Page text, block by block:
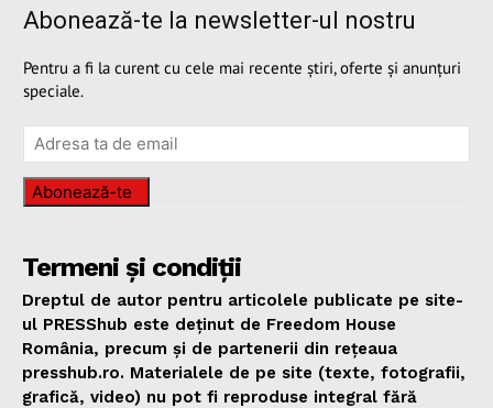
Abonează-te la newsletter-ul nostru
Pentru a fi la curent cu cele mai recente știri, oferte și anunțuri
speciale.
Abonează-te
Termeni și condiții
Dreptul de autor pentru articolele publicate pe site-
ul PRESShub este deținut de Freedom House
România, precum și de partenerii din rețeaua
presshub.ro. Materialele de pe site (texte, fotografii,
grafică, video) nu pot fi reproduse integral fără